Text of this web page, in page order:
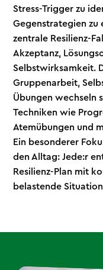
Stress-Trigger zu
Gegenstrategien
zentrale Resilienz-
Akzeptanz,
Selbstwirksamkeit.
Gruppenarbeit,
Übungen wechseln
Techniken wie
Atemübungen und
Ein besonderer
den Alltag: Jede:r
Resilienz-Plan mit
belastende